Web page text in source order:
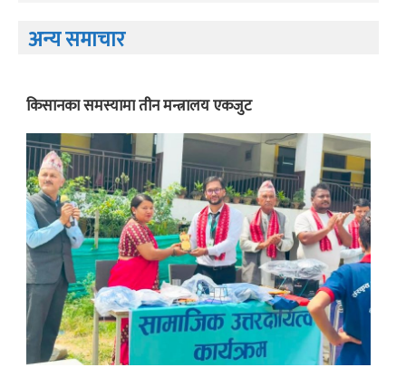
अन्य समाचार
किसानका समस्यामा तीन मन्त्रालय एकजुट